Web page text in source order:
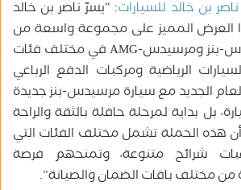
بن خالد للسيارات: “يسرّ ناصر بن خالد
العرض المميز على مجموعة واسعة من
السيارات من مرسيدس-بنز ومرسيدس-AMG في مختلف فئات
الرياضية ومركبات الدفع الرباعي
الجديد مع سيارة مرسيدس-بنز جديدة
بل بداية لمرحلة حافلة بالثقة والراحة
هذه الحملة تشمل مختلف الفئات التي
شرائح متنوعة، وتمنحهم فرصة
من مختلف باقات الضمان والصيانة”.